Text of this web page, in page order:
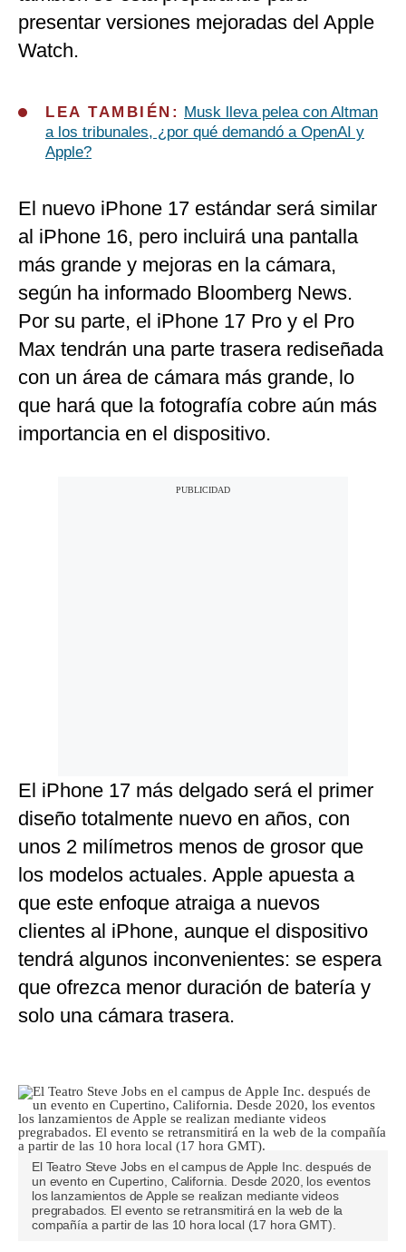
presentar versiones mejoradas del Apple
Watch.
LEA TAMBIÉN: Musk lleva pelea con Altman
a los tribunales, ¿por qué demandó a OpenAI y
Apple?
El nuevo iPhone 17 estándar será similar
al iPhone 16, pero incluirá una pantalla
más grande y mejoras en la cámara,
según ha informado Bloomberg News.
Por su parte, el iPhone 17 Pro y el Pro
Max tendrán una parte trasera rediseñada
con un área de cámara más grande, lo
que hará que la fotografía cobre aún más
importancia en el dispositivo.
El iPhone 17 más delgado será el primer
diseño totalmente nuevo en años, con
unos 2 milímetros menos de grosor que
los modelos actuales. Apple apuesta a
que este enfoque atraiga a nuevos
clientes al iPhone, aunque el dispositivo
tendrá algunos inconvenientes: se espera
que ofrezca menor duración de batería y
solo una cámara trasera.
El Teatro Steve Jobs en el campus de Apple Inc. después de
un evento en Cupertino, California. Desde 2020, los eventos
los lanzamientos de Apple se realizan mediante videos
pregrabados. El evento se retransmitirá en la web de la
compañía a partir de las 10 hora local (17 hora GMT).